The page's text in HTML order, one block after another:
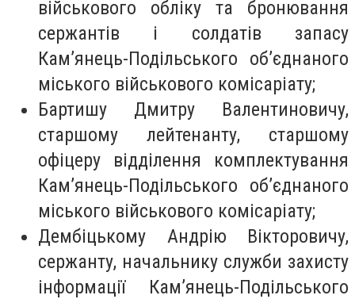
військового обліку та бронювання
сержантів і солдатів запасу
Кам’янець-Подільського об’єднаного
міського військового комісаріату;
Бартишу Дмитру Валентиновичу,
старшому лейтенанту, старшому
офіцеру відділення комплектування
Кам’янець-Подільського об’єднаного
міського військового комісаріату;
Дембіцькому Андрію Вікторовичу,
сержанту, начальнику служби захисту
інформації Кам’янець-Подільського